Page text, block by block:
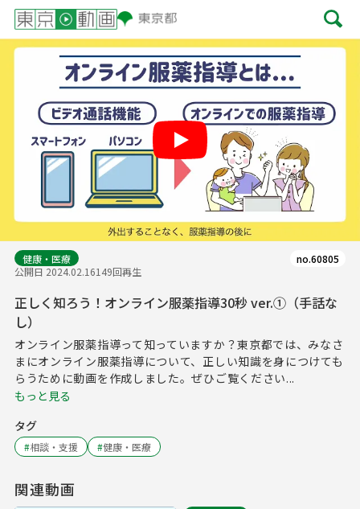
健康・医療
公開日 2024.02.16149回再生
no.60805
正しく知ろう！オンライン服薬指導30秒 ver.①（手話な
し）
オンライン服薬指導って知っていますか？東京都では、みなさ
まにオンライン服薬指導について、正しい知識を身につけても
らうために動画を作成しました。ぜひご覧ください...
もっと見る
タグ
#相談・支援 #健康・医療
関連動画